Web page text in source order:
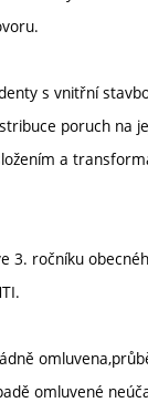
s vnitřní
poruch na
a
3. ročníku
omluvené